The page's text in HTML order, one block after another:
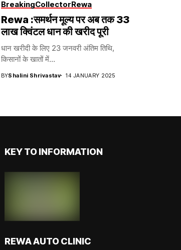
BreakingCollectorRewa
Rewa :समर्थन मूल्य पर अब तक 33
लाख क्विंटल धान की खरीद पूरी
धान खरीदी के लिए 23 जनवरी अंतिम तिथि,
किसानों के खातों में...
BYShalini Shrivastav 14 JANUARY 2025
KEY TO INFORMATION
REWA AUTO CLINIC